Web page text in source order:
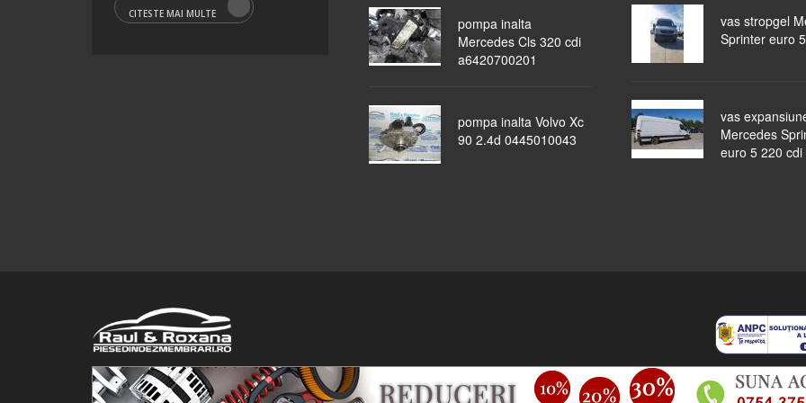
CITESTE MAI MULTE
pompa inalta
Mercedes Cls 320 cdi
a6420700201
pompa inalta Volvo Xc
90 2.4d 0445010043
vas stropgel
Sprinter euro
vas
Mercedes
euro 5 220 cdi
© 2016 Raul&Roxana SRL. Toate drepturile rezervate. piese auto masini dezmembrate ocazii lichidari